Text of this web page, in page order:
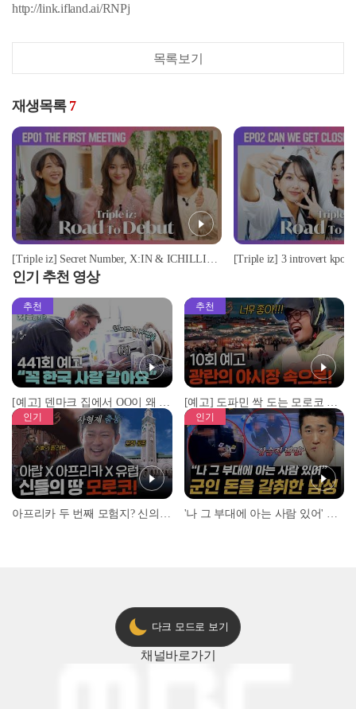
http://link.ifland.ai/RNPj
목록보기
재생목록 7
[Triple iz] Secret Number, X:IN & ICHILLIN’ in one group? | Road To Debut EP.1
인기 추천 영상
추천
[예고] 덴마크 집에서 OO이 왜 나와...? 이상할 정도로 한국을 사랑하는 우리 형을 제보합니다!
추천
[예고] 도파민 싹 도는 모로코 야시장 투어!
인기 인기
다크 모드로 보기
채널바로가기